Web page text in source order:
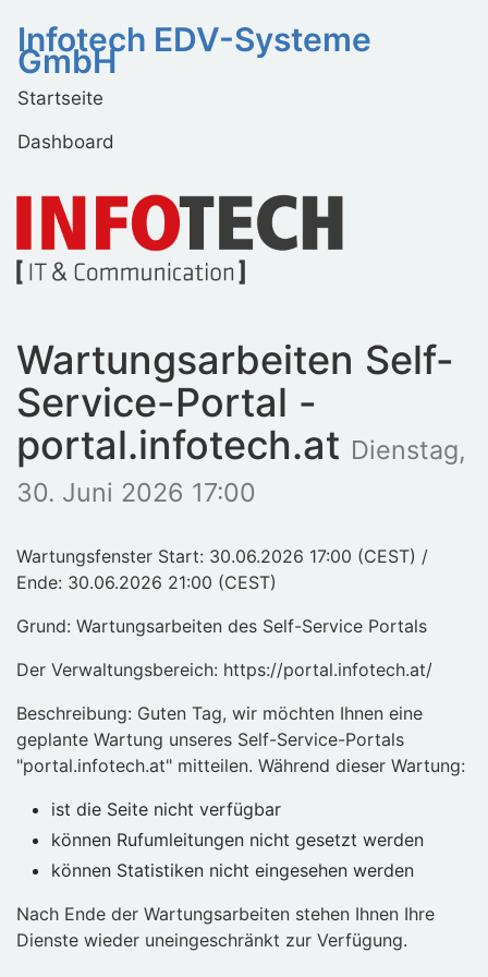
Infotech EDV-Systeme
GmbH
Startseite
Dashboard
Wartungsarbeiten Self-
Service-Portal -
portal.infotech.at Dienstag,
30. Juni 2026 17:00
Wartungsfenster Start: 30.06.2026 17:00 (CEST) /
Ende: 30.06.2026 21:00 (CEST)
Grund: Wartungsarbeiten des Self-Service Portals
Der Verwaltungsbereich: https://portal.infotech.at/
Beschreibung: Guten Tag, wir möchten Ihnen eine
geplante Wartung unseres Self-Service-Portals
"portal.infotech.at" mitteilen. Während dieser Wartung:
ist die Seite nicht verfügbar
können Rufumleitungen nicht gesetzt werden
können Statistiken nicht eingesehen werden
Nach Ende der Wartungsarbeiten stehen Ihnen Ihre
Dienste wieder uneingeschränkt zur Verfügung.